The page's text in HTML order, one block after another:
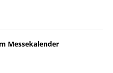
Messekalender